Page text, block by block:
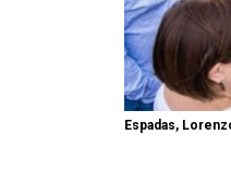
Espadas,